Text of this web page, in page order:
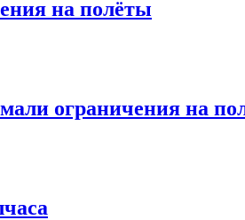
на полёты
ограничения на